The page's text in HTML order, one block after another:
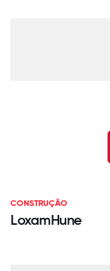
CONSTRUÇÃO
LoxamHune